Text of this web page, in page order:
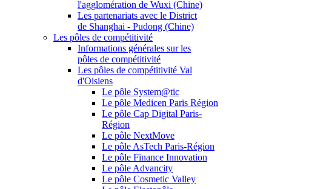
l'agglomération de Wuxi (Chine)
Les partenariats avec le District
de Shanghai - Pudong (Chine)
Les pôles de compétitivité
Informations générales sur les
pôles de compétitivité
Les pôles de compétitivité Val
d'Oisiens
Le pôle System@tic
Le pôle Medicen Paris Région
Le pôle Cap Digital Paris-
Région
Le pôle NextMove
Le pôle AsTech Paris-Région
Le pôle Finance Innovation
Le pôle Advancity
Le pôle Cosmetic Valley